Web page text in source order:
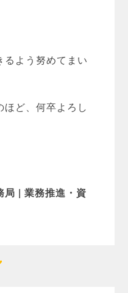
よう努めてまい
ど、何卒よろし
局 | 業務推進・資